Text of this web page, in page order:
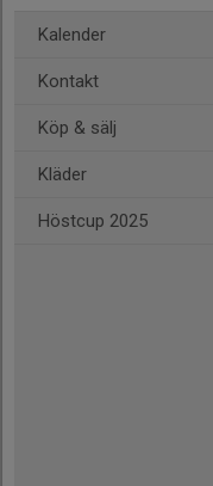
Kalender
Kontakt
Köp & sälj
Kläder
Höstcup 2025